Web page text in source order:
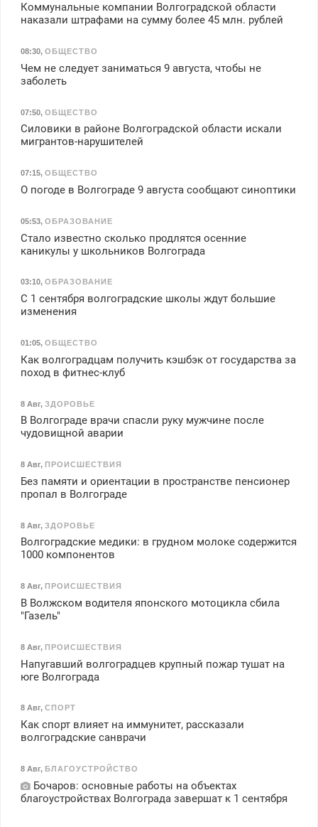
Коммунальные компании Волгоградской области
наказали штрафами на сумму более 45 млн. рублей
08:30, ОБЩЕСТВО
Чем не следует заниматься 9 августа, чтобы не
заболеть
07:50, ОБЩЕСТВО
Силовики в районе Волгоградской области искали
мигрантов-нарушителей
07:15, ОБЩЕСТВО
О погоде в Волгограде 9 августа сообщают синоптики
05:53, ОБРАЗОВАНИЕ
Стало известно сколько продлятся осенние
каникулы у школьников Волгограда
03:10, ОБРАЗОВАНИЕ
С 1 сентября волгоградские школы ждут большие
изменения
01:05, ОБЩЕСТВО
Как волгоградцам получить кэшбэк от государства за
поход в фитнес-клуб
8 Авг, ЗДОРОВЬЕ
В Волгограде врачи спасли руку мужчине после
чудовищной аварии
8 Авг, ПРОИСШЕСТВИЯ
Без памяти и ориентации в пространстве пенсионер
пропал в Волгограде
8 Авг, ЗДОРОВЬЕ
Волгоградские медики: в грудном молоке содержится
1000 компонентов
8 Авг, ПРОИСШЕСТВИЯ
В Волжском водителя японского мотоцикла сбила
"Газель"
8 Авг, ПРОИСШЕСТВИЯ
Напугавший волгоградцев крупный пожар тушат на
юге Волгограда
8 Авг, СПОРТ
Как спорт влияет на иммунитет, рассказали
волгоградские санврачи
8 Авг, БЛАГОУСТРОЙСТВО
Бочаров: основные работы на объектах
благоустройствах Волгограда завершат к 1 сентября